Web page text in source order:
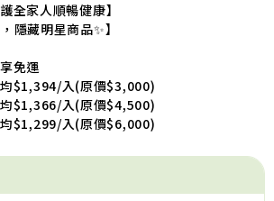
全家人順暢健康】
隱藏明星商品✨】
免運
$1,394/入(原價$3,000)
$1,366/入(原價$4,500)
$1,299/入(原價$6,000)